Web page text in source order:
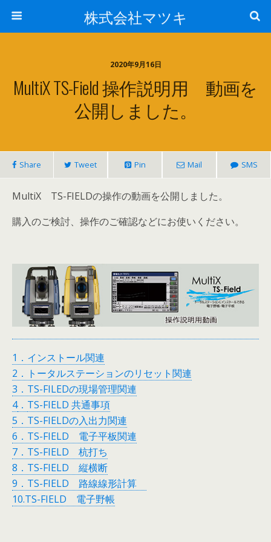
株式会社マツキ
2020年9月16日
MultiX TS-Field 操作説明用 動画を
公開しました。
Share Tweet Pin Mail SMS
MultiX TS-FIELDの操作の動画を公開しました。
購入のご検討、操作のご確認などにお使いください。
1．インストール関連
2．トータルステーションのリセット関連
3．TS-FILEDの現場管理関連
4． TS-FIELD 共通事項
5．TS-FIELDの入出力関連
6．TS-FIELD 電子平板関連
7．TS-FIELD 杭打ち
8．TS-FIELD 縦横断
9．TS-FIELD 路線線形計算
10.TS-FIELD 電子野帳